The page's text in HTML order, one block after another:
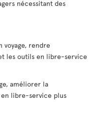
nécessitant des
voyage, rendre
les outils en libre-service
améliorer la
libre-service plus